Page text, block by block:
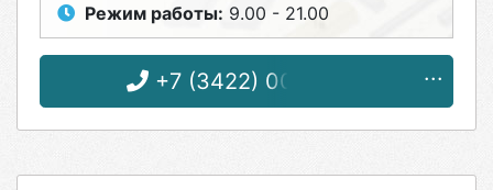
Режим работы: 9.00 - 21.00
+7 (3422) 00-88-90